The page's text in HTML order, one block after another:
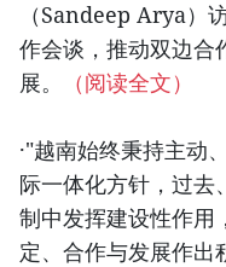
（Sandeep Arya）
作会谈，推动双边合
展。
（阅读全文）
·"越南始终秉持主动
际一体化方针，过去
制中发挥建设性作用
定、合作与发展作出